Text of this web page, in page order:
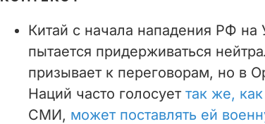
Китай с начала нападения РФ на
пытается придерживаться
призывает к переговорам, но в
Наций часто голосует так же,
СМИ, может поставлять ей